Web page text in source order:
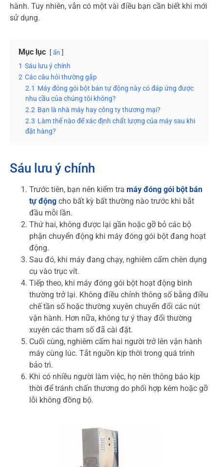
hành. Tuy nhiên, vẫn có một vài điều bạn cần biết khi mới
sử dụng.
Mục lục ẩn
1 Sáu lưu ý chính
2 Các câu hỏi thường gặp
2.1 Máy đóng gói bột bán tự động này có đáp ứng được
nhu cầu của chúng tôi không?
2.2 Bạn là nhà máy hay công ty thương mại?
2.3 Làm thế nào để xác định chất lượng của máy sau khi
đặt hàng?
Sáu lưu ý chính
Trước tiên, bạn nên kiểm tra máy đóng gói bột bán
tự động cho bất kỳ bất thường nào trước khi bắt
đầu mỗi lần.
Thứ hai, không được lại gần hoặc gỡ bỏ các bộ
phận chuyển động khi máy đóng gói bột đang hoạt
động.
Sau đó, khi máy đang chạy, nghiêm cấm chèn dụng
cụ vào trục vít.
Tiếp theo, khi máy đóng gói bột hoạt động bình
thường trở lại. Không điều chỉnh thông số bằng điều
chế tần số hoặc thường xuyên chuyển đổi các nút
vận hành. Hơn nữa, không tự ý thay đổi thường
xuyên các tham số đã cài đặt.
Cuối cùng, nghiêm cấm hai người trở lên vận hành
máy cùng lúc. Tắt nguồn kịp thời trong quá trình
bảo trì.
Khi có nhiều người làm việc, họ nên thông báo kịp
thời để tránh chấn thương do phối hợp kém hoặc gỡ
lỗi không đồng bộ.